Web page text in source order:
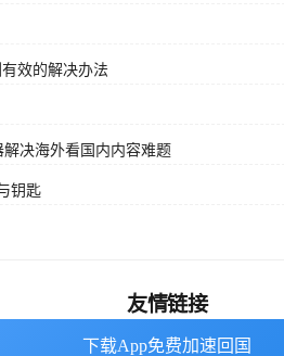
效的解决办法
决海外看国内内容难题
钥匙
下载App免费加速回国
下载App免费加速回国
友情链接